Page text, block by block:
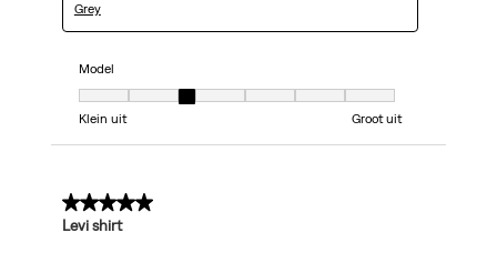
Grey
Model
Model, 3 van 7, waarbij 1 gelijk is aan Klein uit en 7 gelijk is aan Groot uit
Klein uit
Groot uit
5 van 5 sterren.
Levi shirt